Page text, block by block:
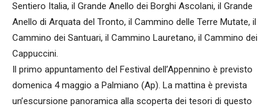
Sentiero Italia, il Grande Anello dei Borghi Ascolani, il Grande
Anello di Arquata del Tronto, il Cammino delle Terre Mutate, il
Cammino dei Santuari, il Cammino Lauretano, il Cammino dei
Cappuccini.
Il primo appuntamento del Festival dell’Appennino è previsto
domenica 4 maggio a Palmiano (Ap). La mattina è prevista
un’escursione panoramica alla scoperta dei tesori di questo